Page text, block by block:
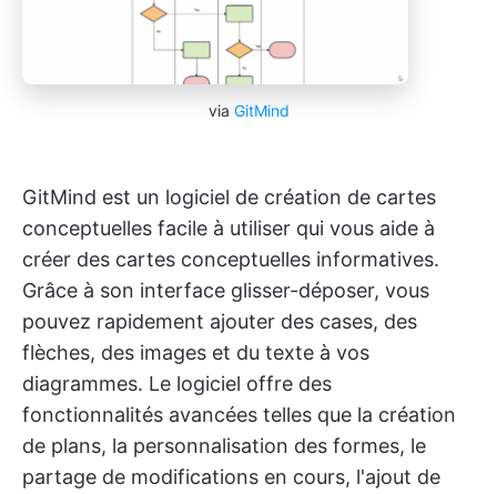
via GitMind
GitMind est un logiciel de création de cartes
conceptuelles facile à utiliser qui vous aide à
créer des cartes conceptuelles informatives.
Grâce à son interface glisser-déposer, vous
pouvez rapidement ajouter des cases, des
flèches, des images et du texte à vos
diagrammes. Le logiciel offre des
fonctionnalités avancées telles que la création
de plans, la personnalisation des formes, le
partage de modifications en cours, l'ajout de